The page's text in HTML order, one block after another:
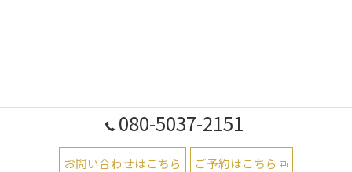
080-5037-2151
お問い合わせはこちら ご予約はこちら